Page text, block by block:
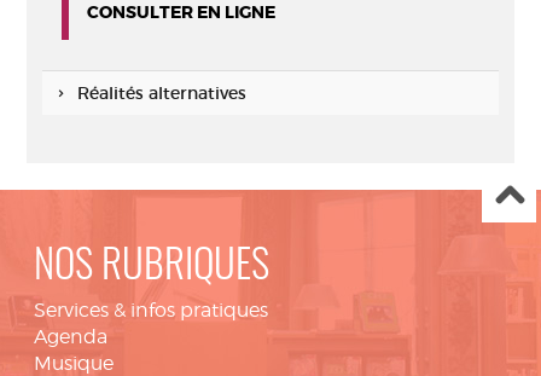
CONSULTER EN LIGNE
Réalités alternatives
NOS RUBRIQUES
Services & infos pratiques
Agenda
Musique